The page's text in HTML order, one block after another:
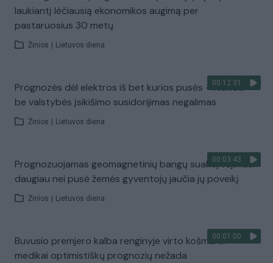
laukiantį lėčiausią ekonomikos augimą per
pastaruosius 30 metų
Žinios Lietuvos diena
00:12:31
Prognozės dėl elektros iš bet kurios pusės – niūrios:
be valstybės įsikišimo susidorijimas negalimas
Žinios Lietuvos diena
00:03:43
Prognozuojamas geomagnetinių bangų suaktyvėjimas:
daugiau nei pusė žemės gyventojų jaučia jų poveikį
Žinios Lietuvos diena
00:01:00
Buvusio premjero kalba renginyje virto košmaru:
medikai optimistiškų prognozių nežada